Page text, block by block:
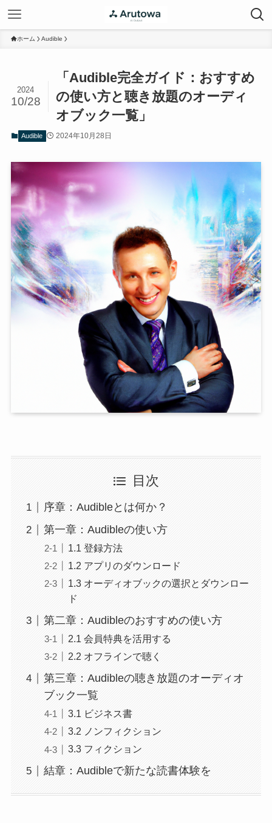
ホーム Audible
「Audible完全ガイド：おすすめ
の使い方と聴き放題のオーディ
オブック一覧」
2024
10/28
Audible 2024年10月28日
目次
序章：Audibleとは何か？
第一章：Audibleの使い方
1.1 登録方法
1.2 アプリのダウンロード
1.3 オーディオブックの選択とダウンロー
ド
第二章：Audibleのおすすめの使い方
2.1 会員特典を活用する
2.2 オフラインで聴く
第三章：Audibleの聴き放題のオーディオ
ブック一覧
3.1 ビジネス書
3.2 ノンフィクション
3.3 フィクション
結章：Audibleで新たな読書体験を